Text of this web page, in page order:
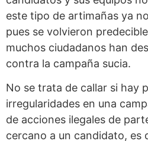
este tipo de artimañas ya
pues se volvieron
muchos ciudadanos han
contra la campaña sucia.
No se trata de callar si hay
irregularidades en una
de acciones ilegales de
cercano a un candidato, es